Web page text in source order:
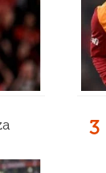
3